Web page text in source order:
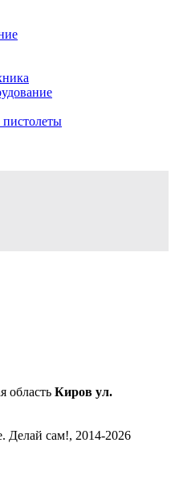
область Киров ул.
Делай сам!, 2014-2026